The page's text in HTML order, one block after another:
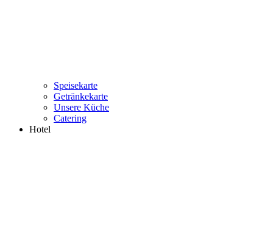
Speisekarte
Getränkekarte
Unsere Küche
Catering
Hotel